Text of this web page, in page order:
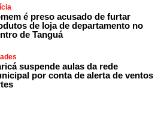
é preso acusado de furtar
de loja de departamento no
de Tanguá
suspende aulas da rede
por conta de alerta de ventos